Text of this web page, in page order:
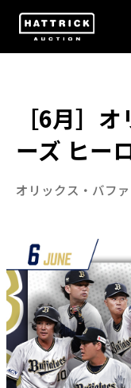
［6月］
ーズ ヒー
オリックス・バフ